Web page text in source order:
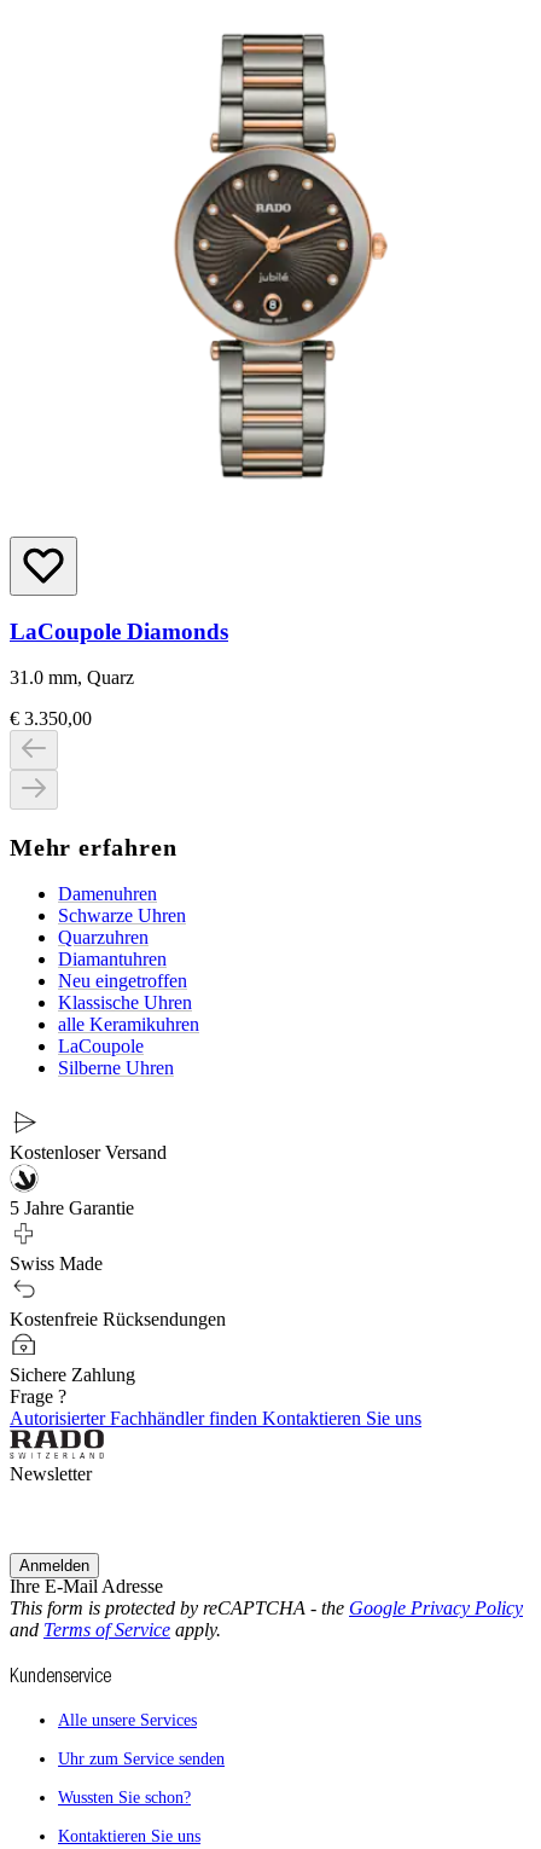
LaCoupole Diamonds
31.0 mm, Quarz
€ 3.350,00
Mehr erfahren
Damenuhren
Schwarze Uhren
Quarzuhren
Diamantuhren
Neu eingetroffen
Klassische Uhren
alle Keramikuhren
LaCoupole
Silberne Uhren
Kostenloser Versand
5 Jahre Garantie
Swiss Made
Kostenfreie Rücksendungen
Sichere Zahlung
Frage ?
Autorisierter Fachhändler finden Kontaktieren Sie uns
Newsletter
Ihre E-Mail Adresse
Anmelden
This form is protected by reCAPTCHA - the Google Privacy Policy
and Terms of Service apply.
Kundenservice
Alle unsere Services
Uhr zum Service senden
Wussten Sie schon?
Kontaktieren Sie uns